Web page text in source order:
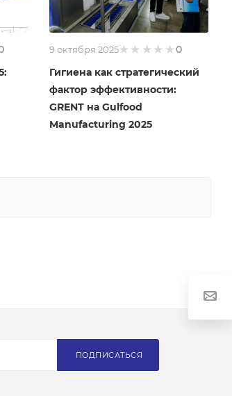
9 октября 2025
0
Гигиена как стратегический
фактор эффективности:
GRENT на Gulfood
Manufacturing 2025
ПОДПИСАТЬСЯ